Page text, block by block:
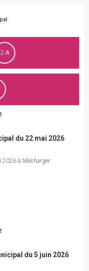
Z-A
du 22 mai 2026
à télécharger
du 5 juin 2026